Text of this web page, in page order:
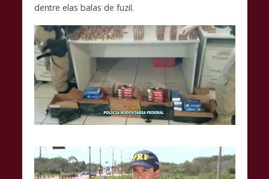
dentre elas balas de fuzil.